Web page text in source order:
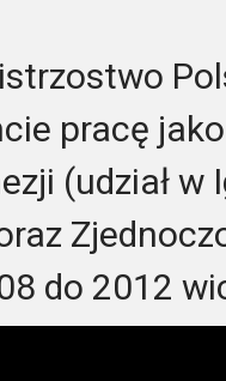
pracę
(udział
do 2012